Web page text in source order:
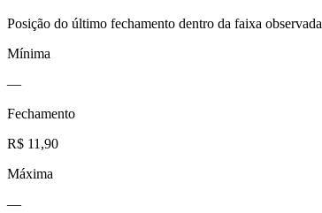
Posição do último fechamento dentro da faixa observada
Mínima
—
Fechamento
R$ 11,90
Máxima
—